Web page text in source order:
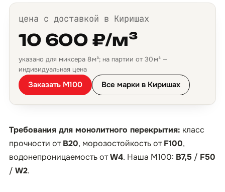
цена с доставкой в Киришах
10 600 ₽/м³
указано для миксера 8 м³; на партии от 30 м³ —
индивидуальная цена
Заказать М100 Все марки в Киришах
Требования для монолитного перекрытия: класс
прочности отB20, морозостойкость отF100,
водонепроницаемость отW4. Наша М100: B7,5 / F50
/ W2.